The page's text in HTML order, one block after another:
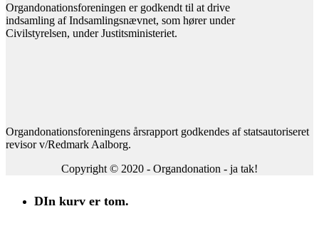
Organdonationsforeningen er godkendt til at drive
indsamling af Indsamlingsnævnet, som hører under
Civilstyrelsen, under Justitsministeriet.
Organdonationsforeningens årsrapport godkendes af statsautoriseret
revisor v/Redmark Aalborg.
Copyright © 2020 - Organdonation - ja tak!
DIn kurv er tom.